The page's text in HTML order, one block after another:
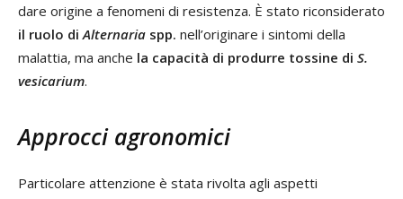
dare origine a fenomeni di resistenza. È stato riconsiderato
il ruolo di Alternaria spp. nell’originare i sintomi della
malattia, ma anche la capacità di produrre tossine di S.
vesicarium.
Approcci agronomici
Particolare attenzione è stata rivolta agli aspetti